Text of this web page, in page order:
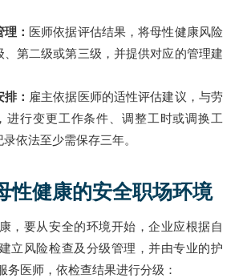
： 医师依据评估结果，将母性健康风险
、第二级或第三级，并提供对应的管理建
： 雇主依据医师的适性评估建议，与劳
进行变更工作条件、调整工时或调换工
依法至少需保存三年。
性健康的安全职场环境
，要从安全的环境开始，企业应根据自
立风险检查及分级管理，并由专业的护
务医师，依检查结果进行分级：